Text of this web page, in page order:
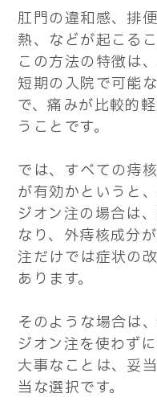
肛門の違和感、排
熱、などが起こるこ
この方法の特徴は
短期の入院で可能
で、痛みが比較的
うことです。
では、すべての痔
が有効かというと
ジオン注の場合は
なり、外痔核成分
注だけでは症状の
あります。
そのような場合は
ジオン注を使わずに
大事なことは、妥
当な選択です。